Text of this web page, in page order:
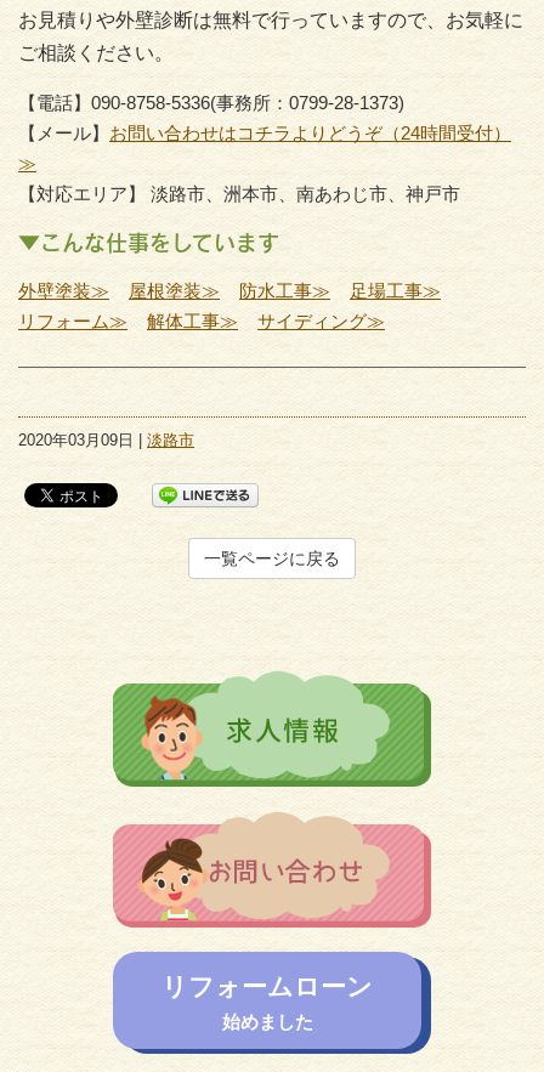
お見積りや外壁診断は無料で行っていますので、お気軽に
ご相談ください。
【電話】090-8758-5336(事務所：0799-28-1373)
【メール】 お問い合わせはコチラよりどうぞ（24時間受付）
≫
【対応エリア】 淡路市、洲本市、南あわじ市、神戸市
▼こんな仕事をしています
外壁塗装≫ 屋根塗装≫ 防水工事≫
足場工事≫
リフォーム≫
解体工事≫ サイディング≫
2020年03月09日 | 淡路市
一覧ページに戻る
リフォームローン
始めました